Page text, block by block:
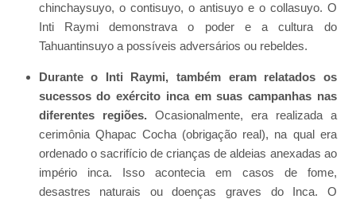
chinchaysuyo, o contisuyo, o antisuyo e o collasuyo. O
Inti Raymi demonstrava o poder e a cultura do
Tahuantinsuyo a possíveis adversários ou rebeldes.
Durante o Inti Raymi, também eram relatados os
sucessos do exército inca em suas campanhas nas
diferentes regiões.Ocasionalmente, era realizada a
cerimônia Qhapac Cocha (obrigação real), na qual era
ordenado o sacrifício de crianças de aldeias anexadas ao
império inca. Isso acontecia em casos de fome,
desastres naturais ou doenças graves do Inca. O